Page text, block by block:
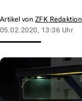
Artikel von ZFK Redaktion
05.02.2020, 13:36 Uhr